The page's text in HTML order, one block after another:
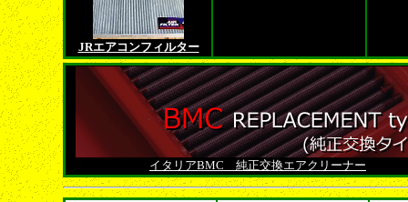
JRエアコンフィルター
イタリアBMC 純正交換エアクリーナー